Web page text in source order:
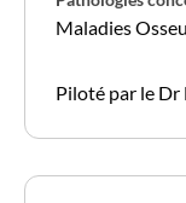
Maladies
Piloté par le Dr